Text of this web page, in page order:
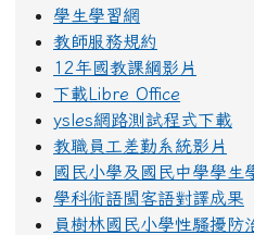
學生學習網
教師服務規約
12年國教課綱影片
下載Libre Office
ysles網路測試程式下載
教職員工差勤系統影片
國民小學及國民中學學生
學科術語閩客語對譯成果
員樹林國民小學性騷擾防